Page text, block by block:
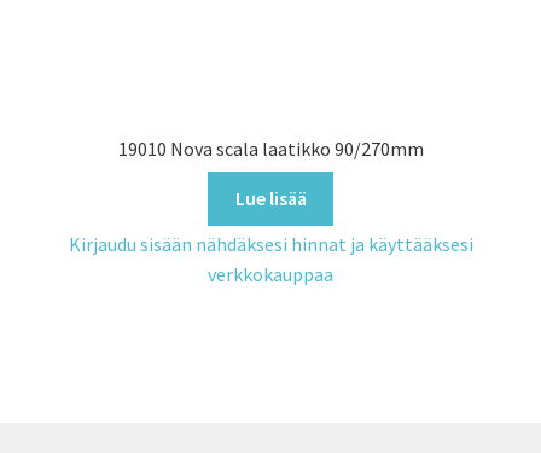
19010 Nova scala laatikko 90/270mm
Lue lisää
Kirjaudu sisään nähdäksesi hinnat ja käyttääksesi
verkkokauppaa